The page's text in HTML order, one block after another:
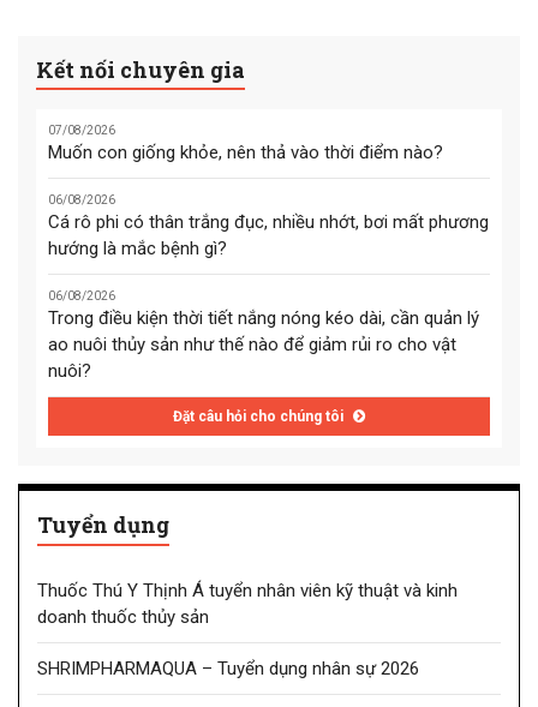
Kết nối chuyên gia
07/08/2026
Muốn con giống khỏe, nên thả vào thời điểm nào?
06/08/2026
Cá rô phi có thân trắng đục, nhiều nhớt, bơi mất phương
hướng là mắc bệnh gì?
06/08/2026
Trong điều kiện thời tiết nắng nóng kéo dài, cần quản lý
ao nuôi thủy sản như thế nào để giảm rủi ro cho vật
nuôi?
Đặt câu hỏi cho chúng tôi
Tuyển dụng
Thuốc Thú Y Thịnh Á tuyển nhân viên kỹ thuật và kinh
doanh thuốc thủy sản
SHRIMPHARMAQUA – Tuyển dụng nhân sự 2026